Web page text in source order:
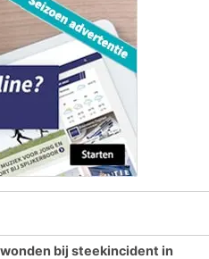
bij steekincident in